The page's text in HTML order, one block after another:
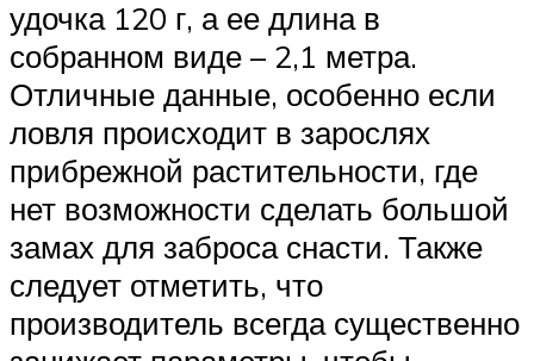
удочка 120 г, а ее длина в
собранном виде – 2,1 метра.
Отличные данные, особенно если
ловля происходит в зарослях
прибрежной растительности, где
нет возможности сделать большой
замах для заброса снасти. Также
следует отметить, что
производитель всегда существенно